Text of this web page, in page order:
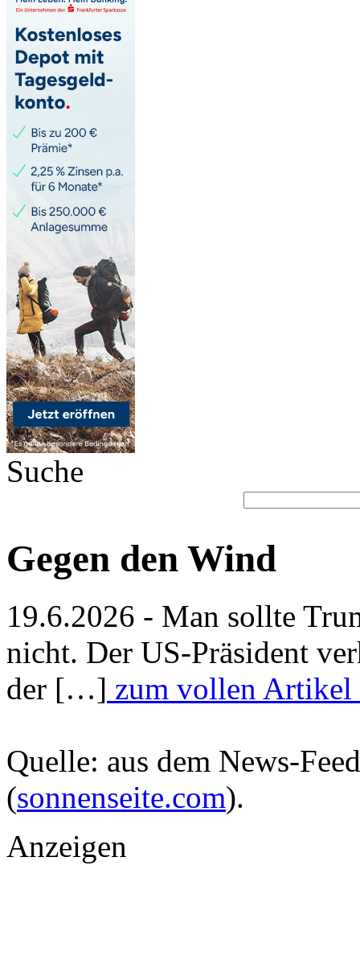
Suche
Gegen den Wind
19.6.2026 - Man sollte
nicht. Der US-Präsident
der […] zum vollen Artikel
Quelle: aus dem News-
(sonnenseite.com).
Anzeigen